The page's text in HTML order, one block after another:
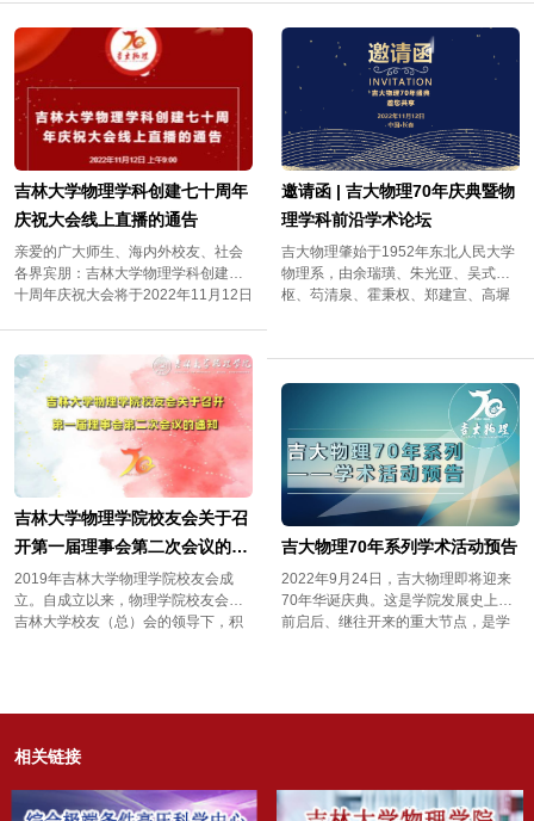
吉林大学物理学科创建七十周年
庆祝大会线上直播的通告
亲爱的广大师生、海内外校友、社会
各界宾朋：吉林大学物理学科创建七
十周年庆祝大会将于2022年11月12日
快手号进行全程直播，具体直播信息
如下：一、时间11月12日（星期六）
上午9：00二、直播平台吉林大学官
方微信视频号吉林大学官方抖音号吉
林大学官方快手号 欢迎广大师生届时
观看
邀请函 | 吉大物理70年庆典暨物
理学科前沿学术论坛
吉大物理肇始于1952年东北人民大学
物理系，由余瑞璜、朱光亚、吴式
枢、芶清泉、霍秉权、郑建宣、高墀
之慧，相伴一座城市、一方沃土的发
展，见证一个国家、一个民族的复
兴。2022年11月12日，吉大物理70
年华诞庆典正式举行。值此佳际，谨
向全体师生、离退休教师、海内外校
友致以诚挚的问候！向长期以来关
心、支持、帮助学院发展的各级领
导、兄弟单位、社会各界...
吉林大学物理学院校友会关于召
开第一届理事会第二次会议的通
知
2019年吉林大学物理学院校友会成
立。自成立以来，物理学院校友会在
吉林大学校友（总）会的领导下，积
进了母校物理人才培养、科学研究和
科“双一流”建设向更高质量发展。
2022年，吉大物理学科再一次入选国
吉大物理70年系列学术活动预告
2022年9月24日，吉大物理即将迎来
70年华诞庆典。这是学院发展史上承
前启后、继往开来的重大节点，是学
请一位储能领域的学院优秀院友、毕
业生及国内外专家做线上、线下报告
相关链接